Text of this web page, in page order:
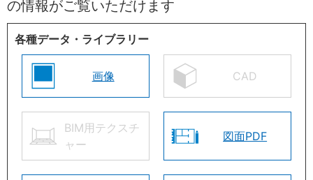
の情報がご覧いただけます
各種データ・ライブラリー
画像 CAD
BIM用テクスチ
ャー
図面PDF